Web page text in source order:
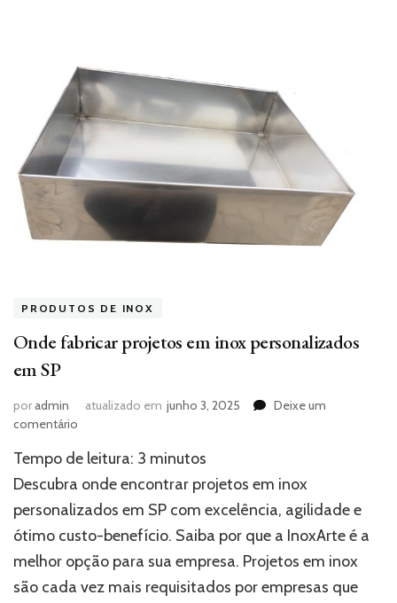
PRODUTOS DE INOX
Onde fabricar projetos em inox personalizados
em SP
poradmin atualizado em junho 3, 2025
Deixe um
comentário
fabricar
projetos
inox
personalizados
em
SP
Tempo de leitura: 3 minutos
Descubra onde encontrar projetos em inox
personalizados em SP com excelência, agilidade e
ótimo custo-benefício. Saiba por que a InoxArte é a
melhor opção para sua empresa. Projetos em inox
são cada vez mais requisitados por empresas que